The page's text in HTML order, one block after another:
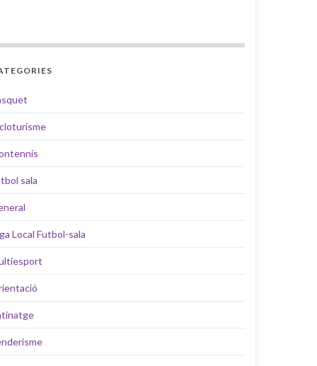
sala
Local Futbol-sala